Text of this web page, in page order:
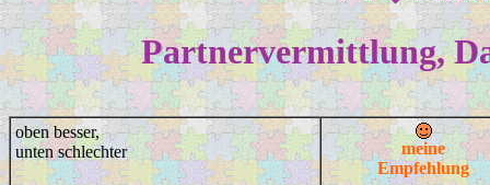
Partnervermittlung,
oben besser,
unten schlechter
meine
Empfehlung